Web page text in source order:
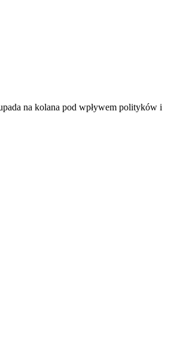
na kolana pod wpływem polityków i